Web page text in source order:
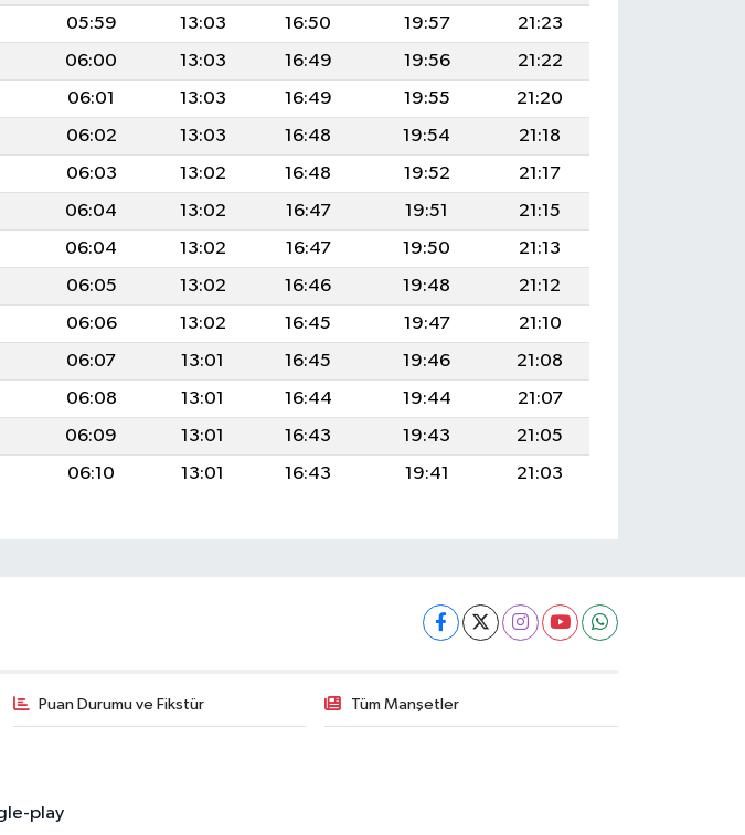
05:59 13:03 16:50 19:57
21:23
06:00 13:03 16:49 19:56
21:22
06:01 13:03 16:49 19:55
21:20
06:02 13:03 16:48 19:54
21:18
06:03 13:02 16:48 19:52
21:17
06:04 13:02 16:47 19:51
21:15
06:04 13:02 16:47 19:50
21:13
06:05 13:02 16:46 19:48
21:12
06:06 13:02 16:45 19:47
21:10
06:07 13:01 16:45 19:46
21:08
06:08 13:01 16:44 19:44
21:07
06:09 13:01 16:43 19:43
21:05
06:10 13:01 16:43 19:41 21:03
Puan Durumu ve Fikstür Tüm Manşetler